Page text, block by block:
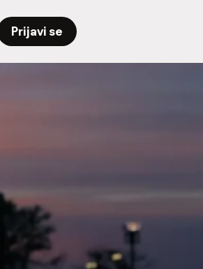
Prijavi se